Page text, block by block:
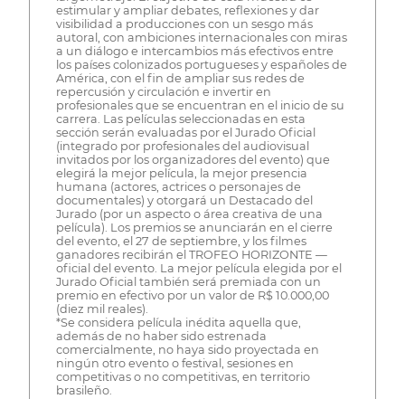
estimular y ampliar debates, reflexiones y dar
visibilidad a producciones con un sesgo más
autoral, con ambiciones internacionales con miras
a un diálogo e intercambios más efectivos entre
los países colonizados portugueses y españoles de
América, con el fin de ampliar sus redes de
repercusión y circulación e invertir en
profesionales que se encuentran en el inicio de su
carrera. Las películas seleccionadas en esta
sección serán evaluadas por el Jurado Oficial
(integrado por profesionales del audiovisual
invitados por los organizadores del evento) que
elegirá la mejor película, la mejor presencia
humana (actores, actrices o personajes de
documentales) y otorgará un Destacado del
Jurado (por un aspecto o área creativa de una
película). Los premios se anunciarán en el cierre
del evento, el 27 de septiembre, y los filmes
ganadores recibirán el TROFEO HORIZONTE —
oficial del evento. La mejor película elegida por el
Jurado Oficial también será premiada con un
premio en efectivo por un valor de R$ 10.000,00
(diez mil reales).
*Se considera película inédita aquella que,
además de no haber sido estrenada
comercialmente, no haya sido proyectada en
ningún otro evento o festival, sesiones en
competitivas o no competitivas, en territorio
brasileño.